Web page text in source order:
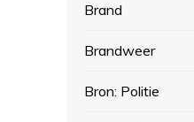
Brand
Brandweer
Bron: Politie